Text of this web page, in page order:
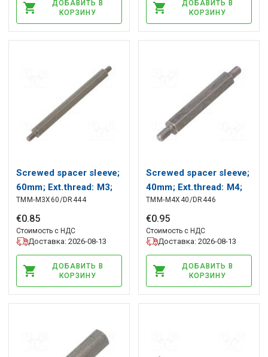
ДОБАВИТЬ В
КОРЗИНУ
ДОБАВИТЬ В
КОРЗИНУ
Screwed spacer sleeve;
60mm; Ext.thread: M3;
hexagonal DREMEC
TMM-M3X60/DR444
€0.85
Стоимость с НДС
Доставка: 2026-08-13
ДОБАВИТЬ В
КОРЗИНУ
Screwed spacer sleeve;
40mm; Ext.thread: M4;
hexagonal DREMEC
TMM-M4X40/DR446
€0.95
Стоимость с НДС
Доставка: 2026-08-13
ДОБАВИТЬ В
КОРЗИНУ